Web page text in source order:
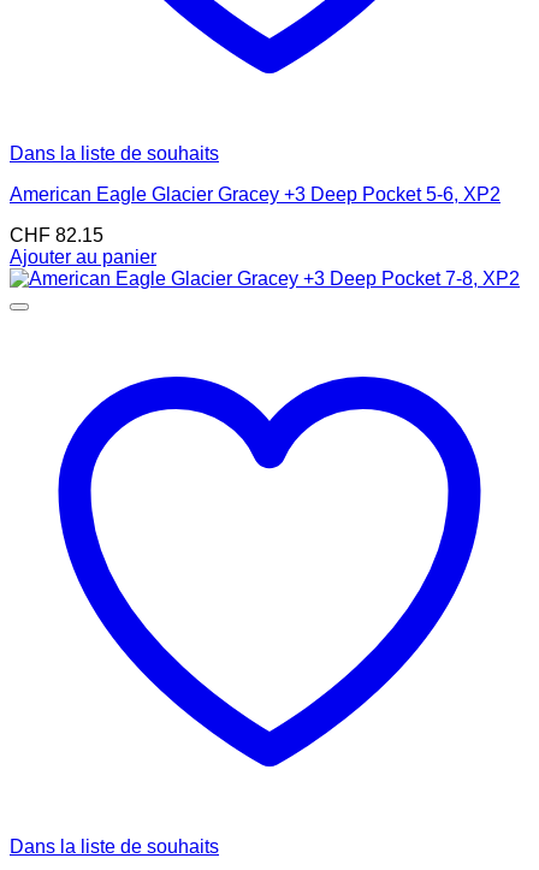
Dans la liste de souhaits
American Eagle Glacier Gracey +3 Deep Pocket 5-6, XP2
CHF 82.15
Ajouter au panier
Dans la liste de souhaits